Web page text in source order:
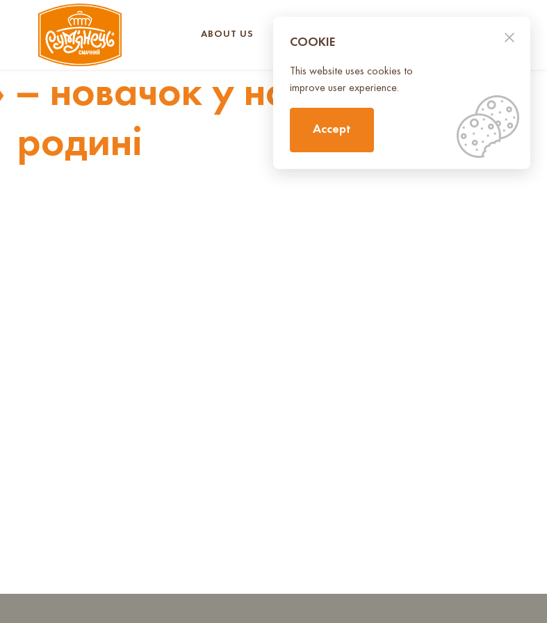
ABOUT US EN
новачок у нашій хлібній
родині
COOKIE
This website uses cookies to
improve user experience.
Accept